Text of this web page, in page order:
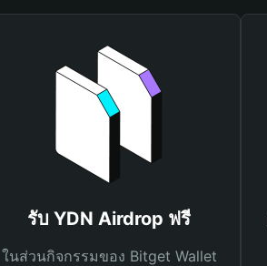
รับ YDN Airdrop ฟรี
ในส่วนกิจกรรมของ Bitget Wallet